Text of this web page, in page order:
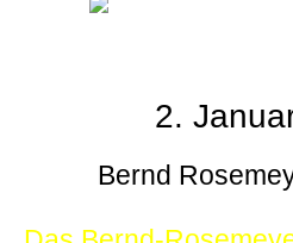
2.
Bernd